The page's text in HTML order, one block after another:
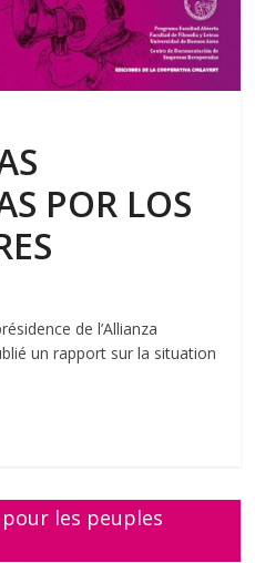
POR LOS
de l’Allianza
un rapport sur la situation
les peuples